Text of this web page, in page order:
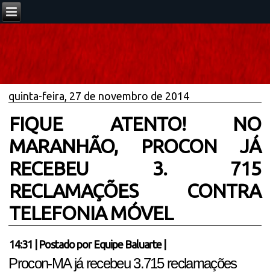
quinta-feira, 27 de novembro de 2014
FIQUE ATENTO! NO
MARANHÃO, PROCON JÁ
RECEBEU 3. 715
RECLAMAÇÕES CONTRA
TELEFONIA MÓVEL
14:31 Postado por Equipe Baluarte
Procon-MA já recebeu 3.715 reclamações